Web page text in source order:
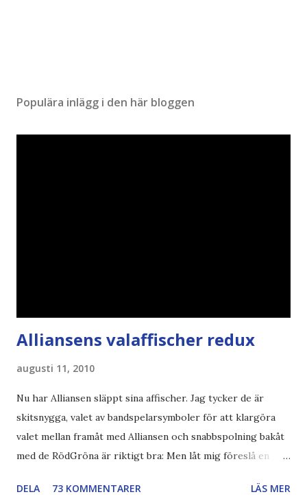
Populära inlägg i den här bloggen
Alliansens valaffischer redux
augusti 11, 2010
Nu har Alliansen släppt sina affischer. Jag tycker de är
skitsnygga, valet av bandspelarsymboler för att klargöra
valet mellan framåt med Alliansen och snabbspolning bakåt
med de RödGröna är riktigt bra: Men låt mig föreslå en
Piratpartiet FRA-lagen Kultur Upphovsrätten //Zac,
DELA 73 KOMMENTARER LÄS MER